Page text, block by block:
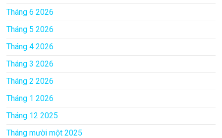
Tháng 6 2026
Tháng 5 2026
Tháng 4 2026
Tháng 3 2026
Tháng 2 2026
Tháng 1 2026
Tháng 12 2025
Tháng mười một 2025